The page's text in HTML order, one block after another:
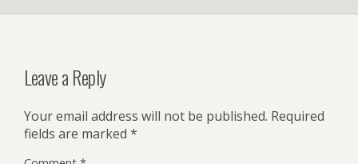
Leave a Reply
Your email address will not be published. Required
fields are marked *